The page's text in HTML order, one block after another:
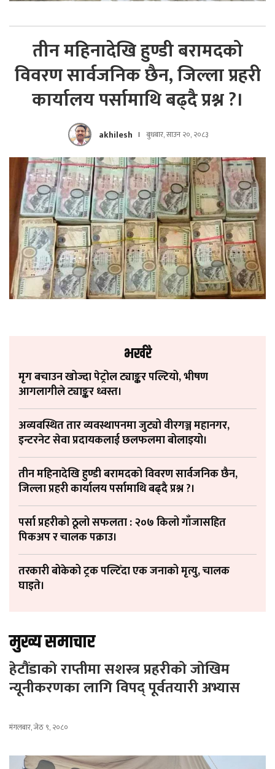
तीन महिनादेखि हुण्डी बरामदको
विवरण सार्वजनिक छैन, जिल्ला प्रहरी
कार्यालय पर्सामाथि बढ्दै प्रश्न ?।
akhilesh बुधबार, साउन २०, २०८३
मुख्य समाचार
हेटौंडाको राप्तीमा सशस्त्र प्रहरीको जोखिम
न्यूनीकरणका लागि विपद् पूर्वतयारी अभ्यास
मंगलबार, जेठ ९, २०८०
भर्खरै
मृग बचाउन खोज्दा पेट्रोल ट्याङ्कर पल्टियो, भीषण
आगलागीले ट्याङ्कर ध्वस्त।
अव्यवस्थित तार व्यवस्थापनमा जुट्यो वीरगञ्ज महानगर,
इन्टरनेट सेवा प्रदायकलाई छलफलमा बोलाइयो।
तीन महिनादेखि हुण्डी बरामदको विवरण सार्वजनिक छैन,
जिल्ला प्रहरी कार्यालय पर्सामाथि बढ्दै प्रश्न ?।
पर्सा प्रहरीको ठूलो सफलता : २०७ किलो गाँजासहित
पिकअप र चालक पक्राउ।
तरकारी बोकेको ट्रक पल्टिँदा एक जनाको मृत्यु, चालक
घाइते।